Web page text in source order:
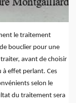
le traitement
bouclier pour une
avant de choisir
effet perlant. Ces
selon le
du traitement sera